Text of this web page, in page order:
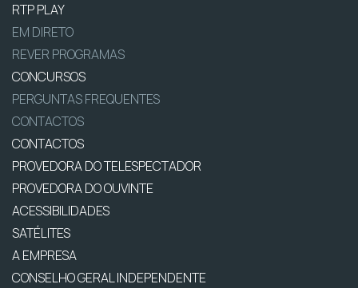
RTP PLAY
EM DIRETO
REVER PROGRAMAS
CONCURSOS
PERGUNTAS FREQUENTES
CONTACTOS
CONTACTOS
PROVEDORA DO TELESPECTADOR
PROVEDORA DO OUVINTE
ACESSIBILIDADES
SATÉLITES
A EMPRESA
CONSELHO GERAL INDEPENDENTE